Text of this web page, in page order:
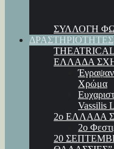
ΣΥΛΛΟΓΗ
ΔΡΑΣΤΗΡΙΟΤΗΤΕΣ
ΕΛΛΑΔΑ
Έγραψαν
Χρώμα
Vassilis
2ο ΕΛΛΑΔΑ
2ο
20